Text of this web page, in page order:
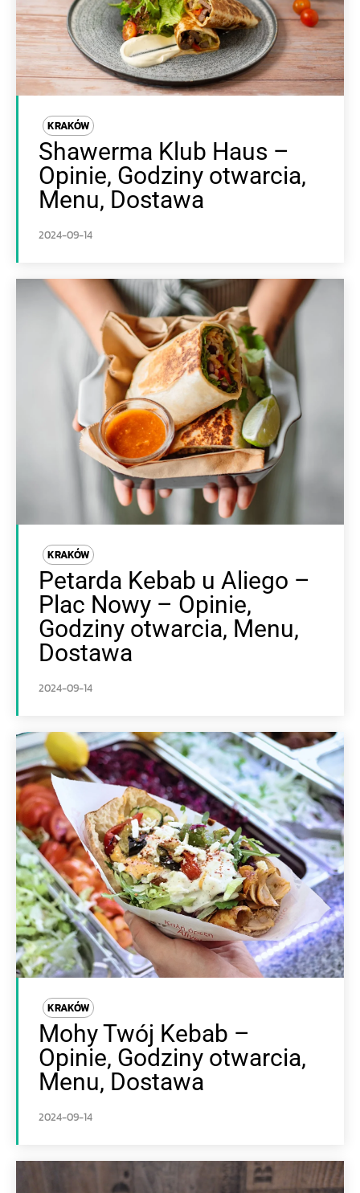
KRAKÓW
Shawerma Klub Haus –
Opinie, Godziny otwarcia,
Menu, Dostawa
2024-09-14
KRAKÓW
Petarda Kebab u Aliego –
Plac Nowy – Opinie,
Godziny otwarcia, Menu,
Dostawa
2024-09-14
KRAKÓW
Mohy Twój Kebab –
Opinie, Godziny otwarcia,
Menu, Dostawa
2024-09-14